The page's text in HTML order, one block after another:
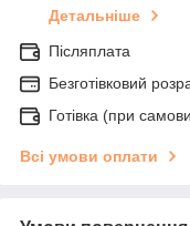
Детальніше
Післяплата
Безготівковий
Готівка (при
Всі умови оплати